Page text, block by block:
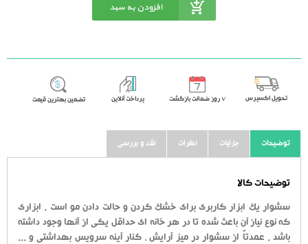
افزودن به سبد
تحویل اکسپرس ٧ روز ضمانت بازگشت پرداخت آنلاین تضمین بهترین قیمت
توضیحات جزئیات نظرات نقد و بررسی
توضیحات کالا
سشوار یک ابزار کاربری برای خشک کردن و حالت دادن مو است . ابزاری
که نوع نیاز آن باعث شده تا در هر خانه ای حداقل یکی از آنها وجود داشته
باشد . عمدتاٌ از سشوار در میز آرایش ، کنار آینه سرویس بهداشتی و ...